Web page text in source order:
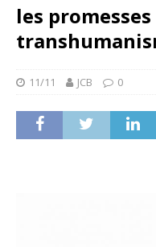
les promesses
11/11 JCB 0